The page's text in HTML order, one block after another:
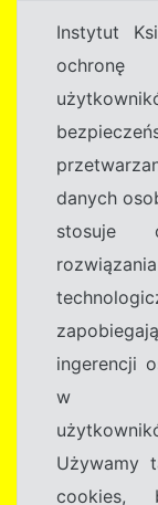
Instytut
ochronę
danych
stosuje
rozwiązania
ingerencji
w
Używamy
cookies,